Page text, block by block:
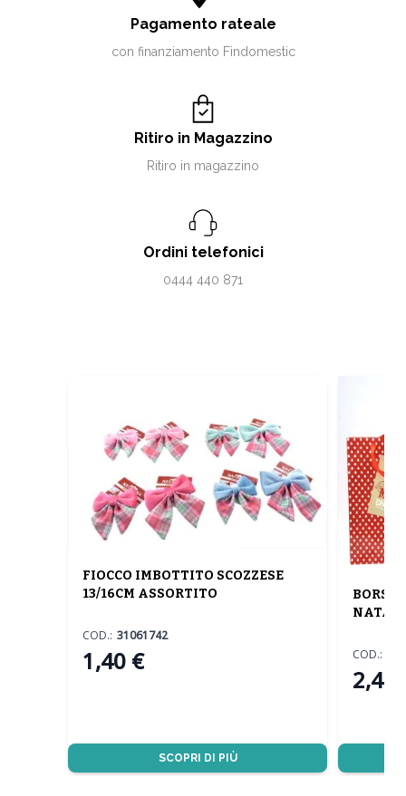
Pagamento rateale
con finanziamento Findomestic
Ritiro in Magazzino
Ritiro in magazzino
Ordini telefonici
0444 440 871
FIOCCO IMBOTTITO SCOZZESE
13/16CM ASSORTITO
1,40 €
COD.: 31061742
SCOPRI DI PIÙ
BORSA
2,40
COD.: